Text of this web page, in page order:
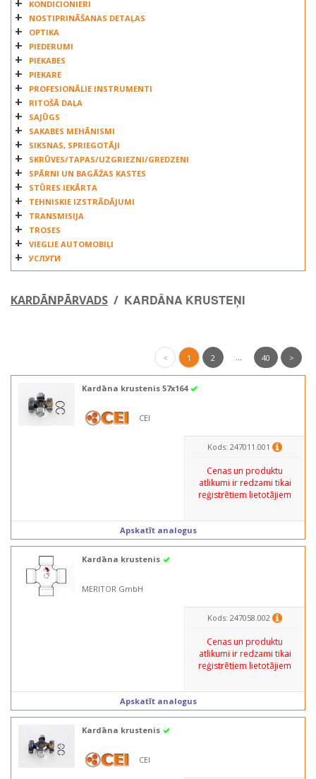
TRUCKTEC
VECTOR
WICHMANN
WINKLER
ZKL
KONDICIONIERI
NOSTIPRINĀŠANAS DETAĻAS
OPTIKA
PIEDERUMI
PIEKABES
PIEKARE
PROFESIONĀLIE INSTRUMENTI
RITOŠĀ DAĻA
SAJŪGS
SAKABES MEHĀNISMI
SIKSNAS, SPRIEGOTĀJI
SKRŪVES/TAPAS/UZGRIEZNI/GREDZENI
SPĀRNI UN BAGĀŽAS KASTES
STŪRES IEKĀRTA
TEHNISKIE IZSTRĀDĀJUMI
TRANSMISIJA
TROSES
VIEGLIE AUTOMOBIĻI
УСЛУГИ
KARDĀNPĀRVADS / KARDĀNA KRUSTEŅI
< 1 2 ... 40 >
Kardāna krustenis 57x164
CEI
Kods: 247011.001
Cenas un produktu
atlikumi ir redzami tikai
reģistrētiem lietotājiem
Apskatīt analogus
Kardāna krustenis
MERITOR GmbH
Kods: 247058.002
Cenas un produktu
atlikumi ir redzami tikai
reģistrētiem lietotājiem
Apskatīt analogus
Kardāna krustenis
CEI